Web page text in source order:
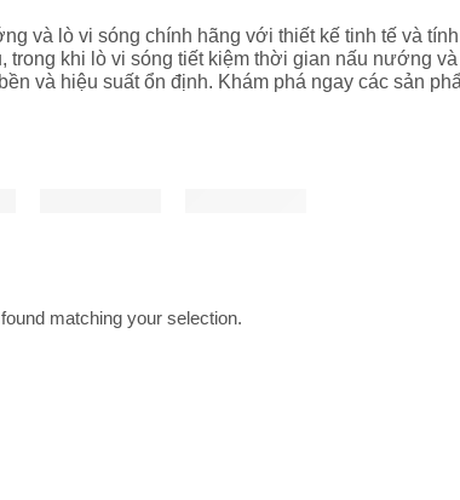
và lò vi sóng chính hãng với thiết kế tinh tế và
trong khi lò vi sóng tiết kiệm thời gian nấu nướng
và hiệu suất ổn định. Khám phá ngay các sản
matching your selection.